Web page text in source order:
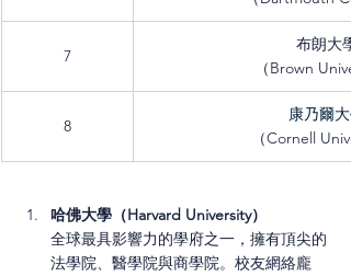
7
布朗大學
（Brown
8
康乃爾大
（Cornell
哈佛大學（Harvard University）
全球最具影響力的學府之一，擁有頂尖的
法學院、醫學院與商學院。校友網絡龐